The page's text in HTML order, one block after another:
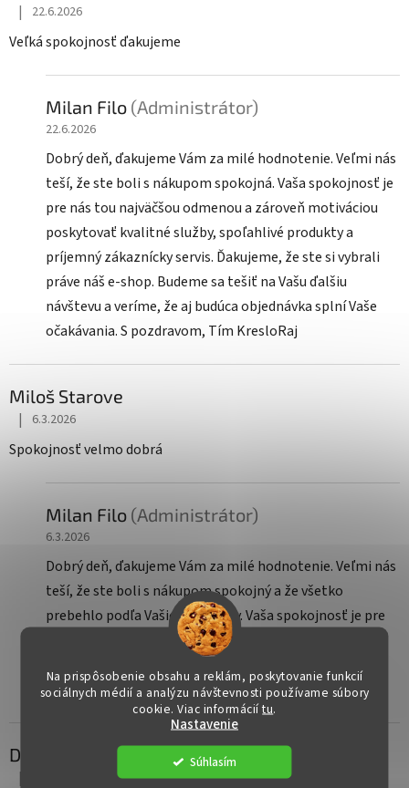
Na prispôsobenie obsahu a reklám, poskytovanie funkcií
sociálnych médií a analýzu návštevnosti používame súbory
cookie. Viac informáciítu.
Nastavenie
Súhlasím
Hodnotenie obchodu je 5 z 5 hviezdičiek.
| 22.6.2026
Veľká spokojnosť ďakujeme
Milan Filo (Administrátor)
22.6.2026
Dobrý deň, ďakujeme Vám za milé hodnotenie. Veľmi nás
teší, že ste boli s nákupom spokojná. Vaša spokojnosť je
pre nás tou najväčšou odmenou a zároveň motiváciou
poskytovať kvalitné služby, spoľahlivé produkty a
príjemný zákaznícky servis. Ďakujeme, že ste si vybrali
práve náš e-shop. Budeme sa tešiť na Vašu ďalšiu
návštevu a veríme, že aj budúca objednávka splní Vaše
očakávania. S pozdravom, Tím KresloRaj
Miloš Starove
Hodnotenie obchodu je 5 z 5 hviezdičiek.
| 6.3.2026
Spokojnosť velmo dobrá
Milan Filo (Administrátor)
6.3.2026
Dobrý deň, ďakujeme Vám za milé hodnotenie. Veľmi nás
teší, že ste boli s nákupom spokojný a že všetko
prebehlo podľa Vašich predstáv. Vaša spokojnosť je pre
nás tou najväčšou odmenou. Budeme radi, ak sa na nás
pozdravom, Tím KresloRaj
Dana Ksseibi
|